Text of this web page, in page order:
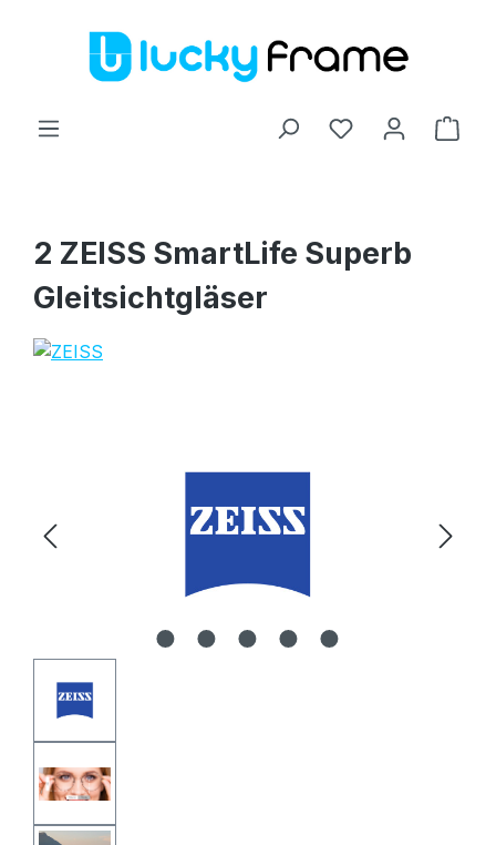
Zum Hauptinhalt springen
2 ZEISS SmartLife Superb
Gleitsichtgläser